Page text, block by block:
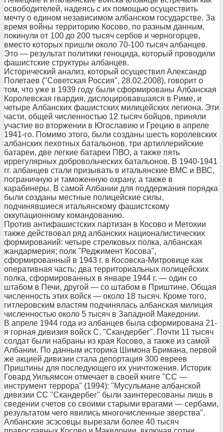
освободителей, надеясь с их помощью осуществить
мечту о едином независимом албанском государстве. За
время войны территорию Косово, по разным данным,
покинули от 100 до 200 тысяч сербов и черногорцев,
вместо которых пришли около 70-100 тысяч албанцев.
Это — результат политики геноцида, который проводили
фашистские структуры албанцев.
Исторический анализ, который осуществил Александр
Полетаев ("Советская Россия", 28.02.2008), говорит о
том, что уже в 1939 году были сформированы Албанская
Королевская гвардия, дислоцировавшаяся в Риме, и
четыре Албанских фашистских милицейских легиона. Эти
части, общей численностью 12 тысяч бойцов, приняли
участие во вторжении в Югославию и Грецию в апреле
1941-го. Помимо этого, были созданы шесть королевских
албанских пехотных батальонов, три артиллерийские
батареи, две легкие батареи ПВО, а также пять
иррегулярных добровольческих батальонов. В 1940-1941
гг. албанцев стали призывать в итальянские ВМС и ВВС,
пограничную и таможенную охрану, а также в
карабинеры. В самой Албании для поддержания порядка
были созданы местные полицейские силы,
подчинявшиеся итальянскому фашистскому
оккупационному командованию.
Против антифашистских партизан в Косово и Метохии
также действовал ряд албанских националистических
формирований: четыре стрелковых полка, албанская
жандармерия; полк "Реджимент Косова",
сформированный в 1943 г. в Косовска-Митровице как
оперативная часть; два территориальных полицейских
полка, сформированных в январе 1944 г. — один со
штабом в Печи, другой — со штабом в Приштине. Общая
численность этих войск — около 18 тысяч. Кроме того,
гитлеровским властям подчинялась албанская милиция
численностью около 5 тысяч в Западной Македонии.
В апреле 1944 года из албанцев была сформирована 21-
я горная дивизия войск С. "Скандербег". Почти 11 тысяч
солдат были набраны из края Косово, а также из самой
Албании. По данным историка Шимона Бримана, первой
же акцией дивизии стала депортация 300 евреев
Приштины для последующего их уничтожения. Историк
Говард Уильямсон отмечает в своей книге "СС —
инструмент террора" (1994): "Мусульмане албанской
дивизии СС "Скандербег" были заинтересованы лишь в
сведении счетов со своими старыми врагами — сербами,
результатом чего явились многочисленные зверства".
Албанские эсэсовцы вырезали более 40 тысяч